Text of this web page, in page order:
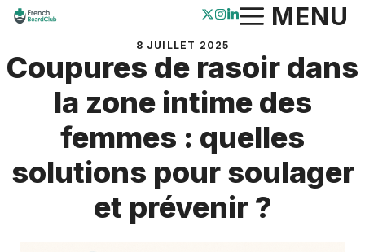
Aller
contenu
MENU
8 JUILLET 2025
Coupures de rasoir dans
la zone intime des
femmes : quelles
solutions pour soulager
et prévenir ?